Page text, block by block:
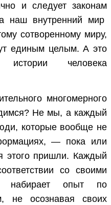
и следует законам
наш внутренний мир
сотворенному миру,
единым целым. А это
человека
многомерного
Не мы, а каждый
которые вообще не
— пока или
этого пришли. Каждый
со своими
набирает опыт по
не осознавая своих